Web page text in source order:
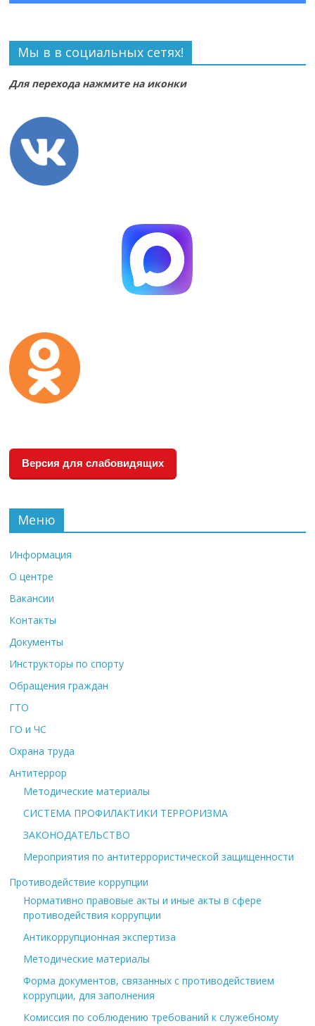
Мы в в социальных сетях!
Для перехода нажмите на иконки
Версия для слабовидящих
Меню
Информация
О центре
Вакансии
Контакты
Документы
Инструкторы по спорту
Обращения граждан
ГТО
ГО и ЧС
Охрана труда
Антитеррор
Методические материалы
СИСТЕМА ПРОФИЛАКТИКИ ТЕРРОРИЗМА
ЗАКОНОДАТЕЛЬСТВО
Мероприятия по антитеррористической защищенности
Противодействие коррупции
Нормативно правовые акты и иные акты в сфере
противодействия коррупции
Антикоррупционная экспертиза
Методические материалы
Форма документов, связанных с противодействием
коррупции, для заполнения
Комиссия по соблюдению требований к служебному